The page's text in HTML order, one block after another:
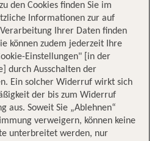
den Cookies finden Sie im
Informationen zur auf
Ihrer Daten finden
können zudem jederzeit Ihre
Einstellungen" [in der
durch Ausschalten der
Ein solcher Widerruf wirkt sich
der bis zum Widerruf
aus. Soweit Sie „Ablehnen“
verweigern, können keine
unterbreitet werden, nur